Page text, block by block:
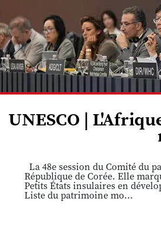
UNESCO |
La 48e session du Comité du
République de Corée. Elle
Petits États insulaires en
Liste du patrimoine mo...